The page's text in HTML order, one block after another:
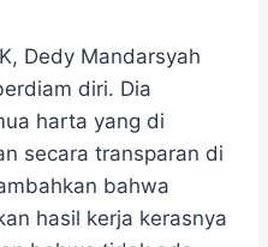
Dedy Mandarsyah
diri. Dia
harta yang di
secara transparan di
bahwa
hasil kerja kerasnya